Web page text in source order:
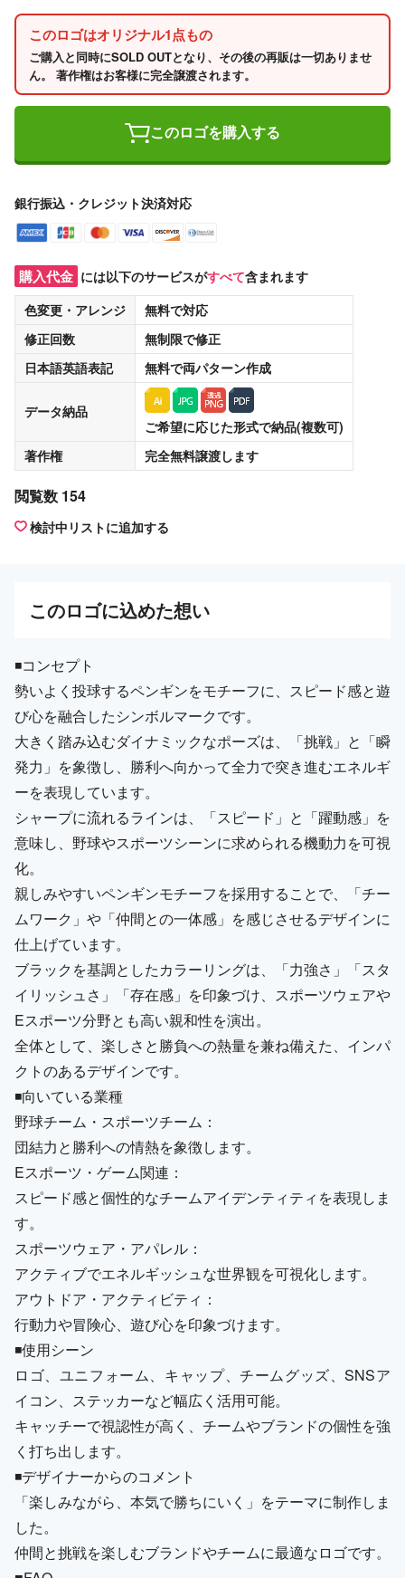
このロゴはオリジナル1点もの
ご購入と同時にSOLD OUTとなり、その後の再販は一切ありませ
ん。 著作権はお客様に完全譲渡されます。
このロゴを購入する
銀行振込・クレジット決済対応
購入代金 には以下のサービスがすべて含まれます
色変更・アレンジ
無料で対応
修正回数
無制限で修正
日本語英語表記
無料で両パターン作成
データ納品
ご希望に応じた形式で納品(複数可)
著作権
完全無料譲渡します
閲覧数 154
検討中リストに追加する
このロゴに込めた想い
◾️コンセプト
勢いよく投球するペンギンをモチーフに、スピード感と遊
び心を融合したシンボルマークです。
大きく踏み込むダイナミックなポーズは、「挑戦」と「瞬
発力」を象徴し、勝利へ向かって全力で突き進むエネルギ
ーを表現しています。
シャープに流れるラインは、「スピード」と「躍動感」を
意味し、野球やスポーツシーンに求められる機動力を可視
化。
親しみやすいペンギンモチーフを採用することで、「チー
ムワーク」や「仲間との一体感」を感じさせるデザインに
仕上げています。
ブラックを基調としたカラーリングは、「力強さ」「スタ
イリッシュさ」「存在感」を印象づけ、スポーツウェアや
Eスポーツ分野とも高い親和性を演出。
全体として、楽しさと勝負への熱量を兼ね備えた、インパ
クトのあるデザインです。
◾️向いている業種
野球チーム・スポーツチーム：
団結力と勝利への情熱を象徴します。
Eスポーツ・ゲーム関連：
スピード感と個性的なチームアイデンティティを表現しま
す。
スポーツウェア・アパレル：
アクティブでエネルギッシュな世界観を可視化します。
アウトドア・アクティビティ：
行動力や冒険心、遊び心を印象づけます。
◾️使用シーン
ロゴ、ユニフォーム、キャップ、チームグッズ、SNSア
イコン、ステッカーなど幅広く活用可能。
キャッチーで視認性が高く、チームやブランドの個性を強
く打ち出します。
◾️デザイナーからのコメント
「楽しみながら、本気で勝ちにいく」をテーマに制作しま
した。
仲間と挑戦を楽しむブランドやチームに最適なロゴです。